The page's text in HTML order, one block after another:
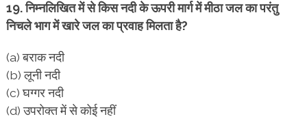
19. निम्नलिखित में से किस नदी के ऊपरी मार्ग में मीठा जल का परंतु
निचले भाग में खारे जल का प्रवाह मिलता है?
(a) बराक नदी
(b) लूनी नदी
(c) घग्गर नदी
(d) उपरोक्त में से कोई नहीं